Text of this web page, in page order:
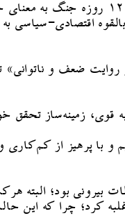
حضرت آیت‌الله خامنه‌ای با تشکر از رئیس جمهور، مسئولان، مدیران و
اقتصادی-سیاسی به
ضعف و ناتوانی»
قوی، زمینه‌ساز تحقق
و با پرهیز از
بود؛ البته
کرد؛ چرا که این